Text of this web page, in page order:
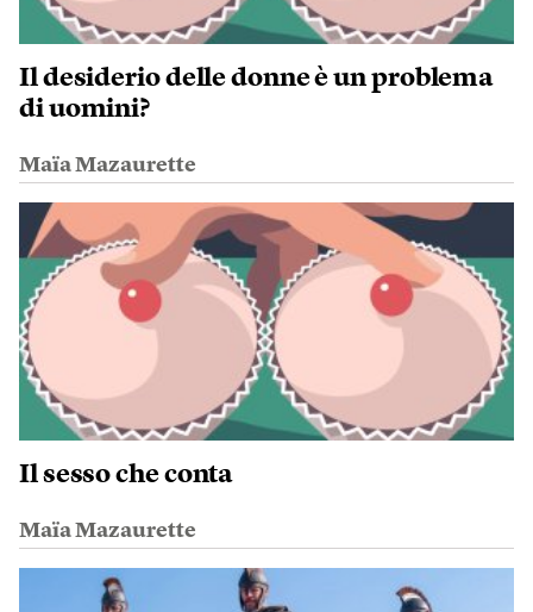
Il desiderio delle donne è un problema
di uomini?
Maïa Mazaurette
Il sesso che conta
Maïa Mazaurette